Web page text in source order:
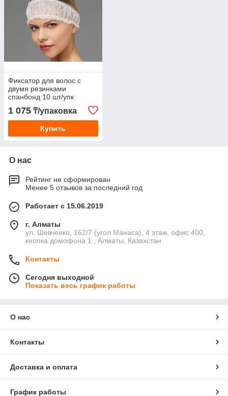
Фиксатор для волос с
двумя резинками
спанбонд 10 шт/упк
1 075 ₸/упаковка
Купить
О нас
Рейтинг не сформирован
Менее 5 отзывов за последний год
Работает с 15.06.2019
г. Алматы
ул. Шевченко, 162/7 (угол Манаса), 4 этаж, офис 400,
кнопка домофона 1 , Алматы, Казахстан
Контакты
Сегодня выходной
Показать весь график работы
О нас
Контакты
Доставка и оплата
График работы